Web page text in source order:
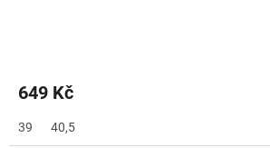
649 Kč
39 40,5